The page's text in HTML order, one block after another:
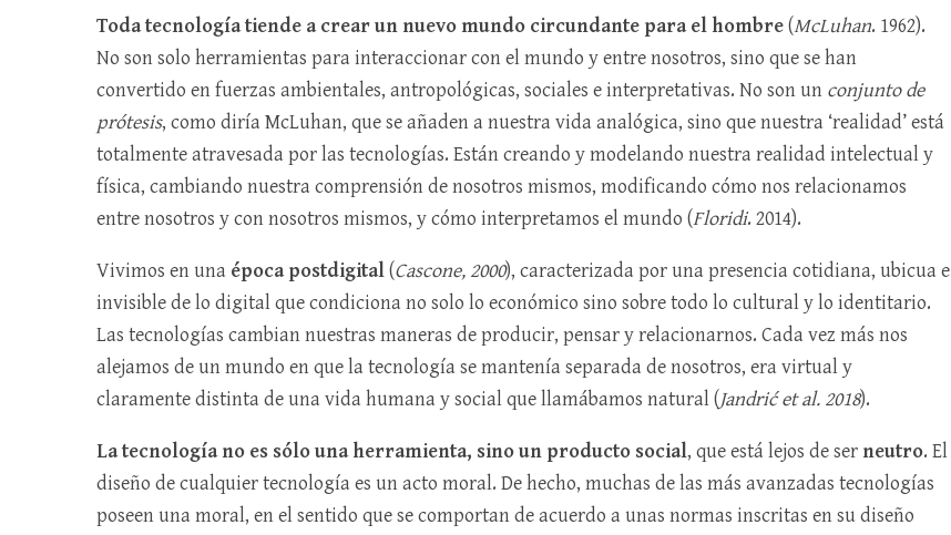
Toda tecnología tiende a crear un nuevo mundo circundante para el hombre(McLuhan. 1962).
No son solo herramientas para interaccionar con el mundo y entre nosotros, sino que se han
convertido en fuerzas ambientales, antropológicas, sociales e interpretativas. No son un conjunto de
prótesis, como diría McLuhan, que se añaden a nuestra vida analógica, sino que nuestra ‘realidad’ está
totalmente atravesada por las tecnologías. Están creando y modelando nuestra realidad intelectual y
física, cambiando nuestra comprensión de nosotros mismos, modificando cómo nos relacionamos
entre nosotros y con nosotros mismos, y cómo interpretamos el mundo (Floridi. 2014).
Vivimos en una época postdigital(Cascone, 2000), caracterizada por una presencia cotidiana, ubicua e
invisible de lo digital que condiciona no solo lo económico sino sobre todo lo cultural y lo identitario.
Las tecnologías cambian nuestras maneras de producir, pensar y relacionarnos. Cada vez más nos
alejamos de un mundo en que la tecnología se mantenía separada de nosotros, era virtual y
claramente distinta de una vida humana y social que llamábamos natural (Jandrić et al. 2018).
La tecnología no es sólo una herramienta, sino un producto social, que está lejos de ser neutro. El
diseño de cualquier tecnología es un acto moral. De hecho, muchas de las más avanzadas tecnologías
poseen una moral, en el sentido que se comportan de acuerdo a unas normas inscritas en su diseño